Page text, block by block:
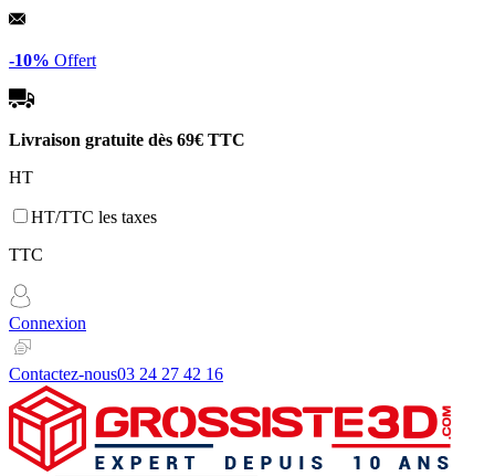
Panneau de gestion des cookies
-10% Offert
Livraison gratuite dès 69€ TTC
HT
HT/TTC les taxes
TTC
Connexion
Contactez-nous03 24 27 42 16